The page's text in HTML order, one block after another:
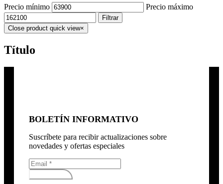
Precio mínimo Precio máximo
Filtrar
Close product quick view×
Título
BOLETÍN INFORMATIVO
Suscríbete para recibir actualizaciones sobre
novedades y ofertas especiales
Subscribirse